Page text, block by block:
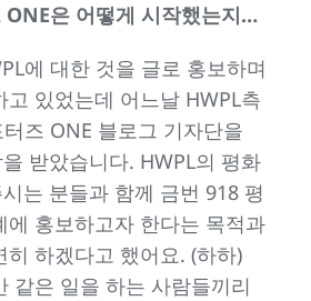
ONE은 어떻게 시작했는지…
에 대한 것을 글로 홍보하며
고 있었는데 어느날 HWPL측
즈 ONE 블로그 기자단을
받았습니다. HWPL의 평화
는 분들과 함께 금번 918 평
에 홍보하고자 한다는 목적과
히 하겠다고 했어요. (하하)
같은 일을 하는 사람들끼리